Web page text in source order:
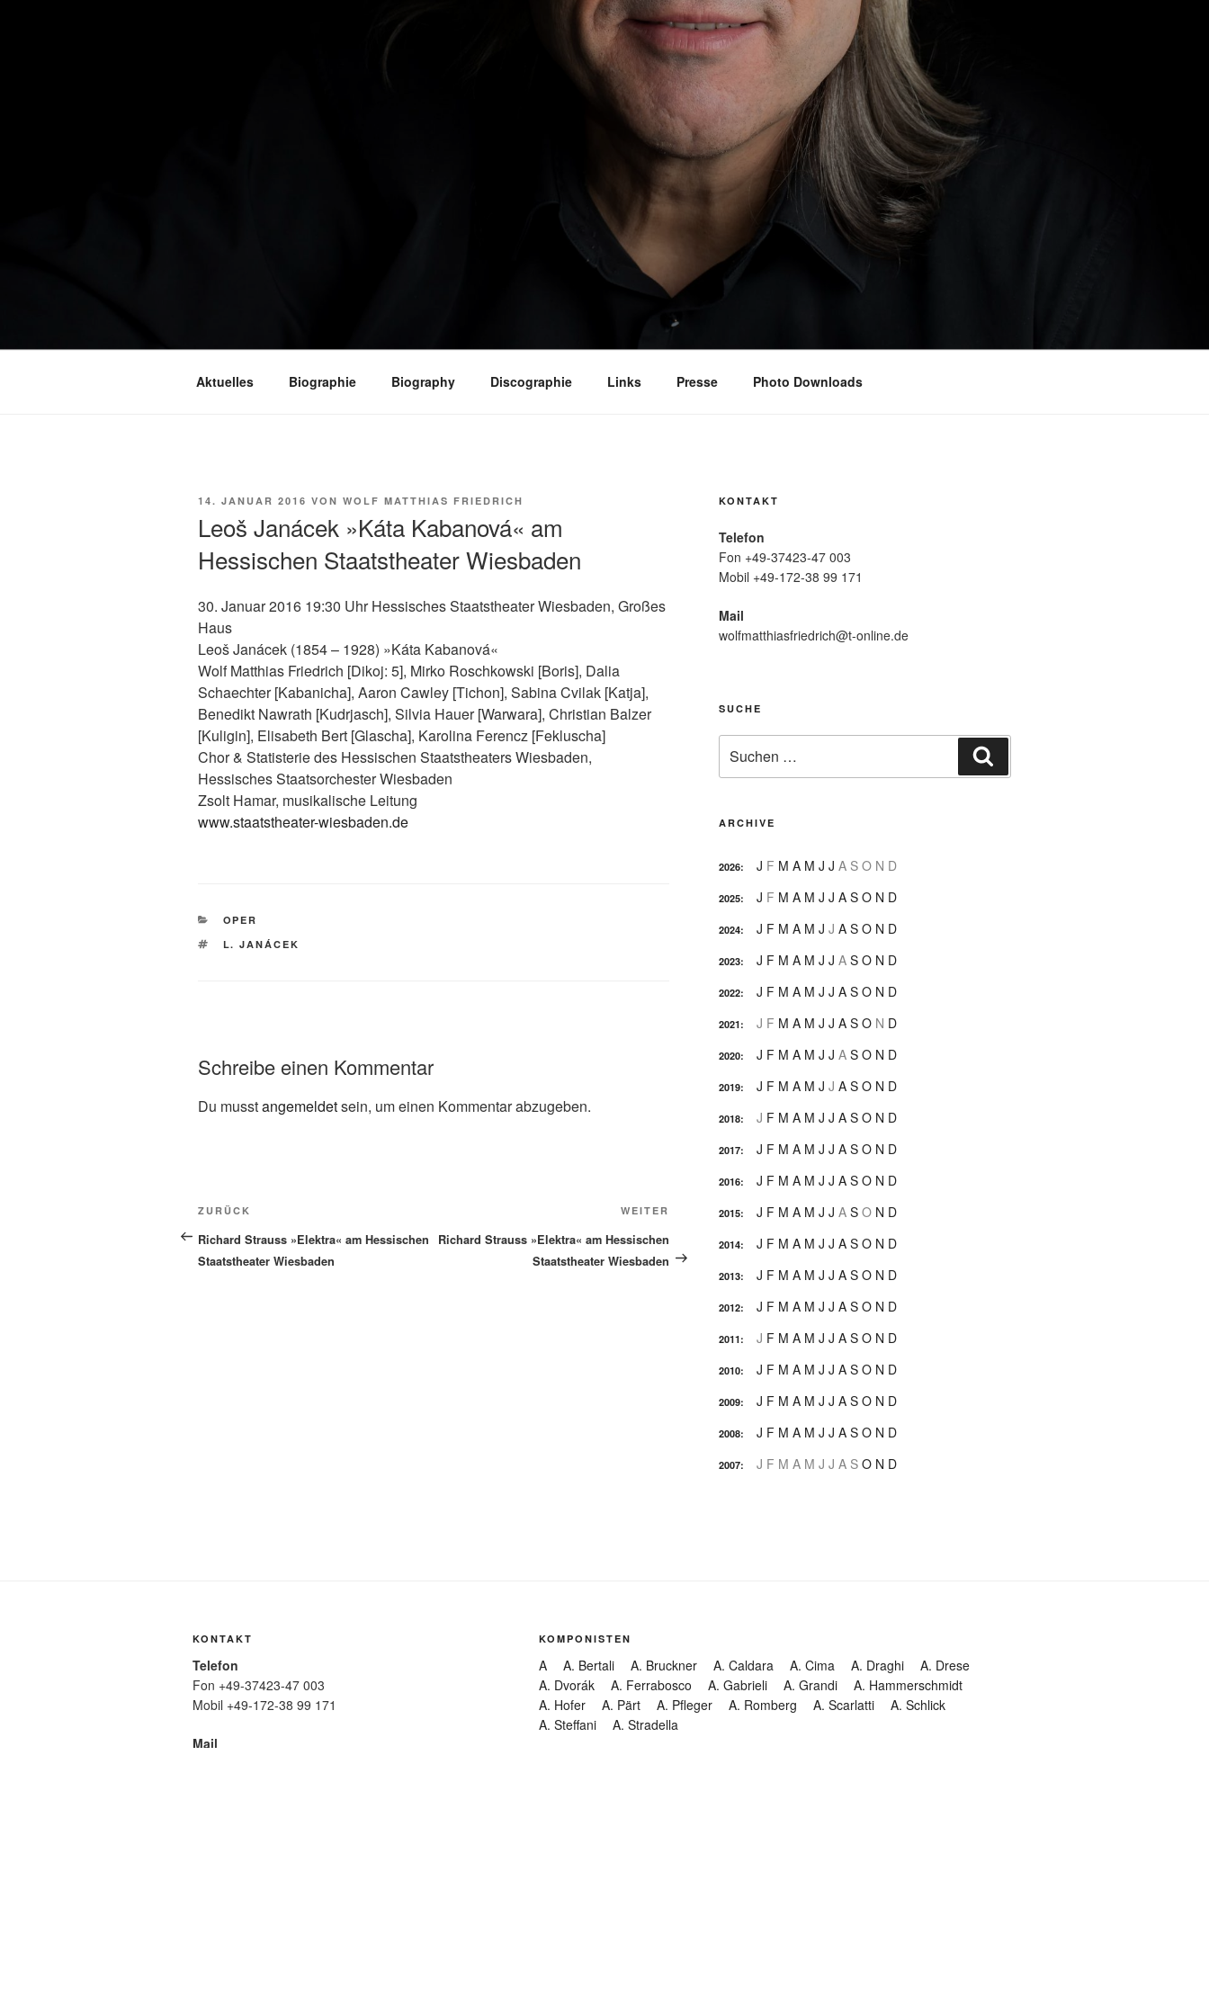
Aktuelles Biographie Biography Discographie Links Presse Photo Downloads
VERÖFFENTLICHT
14. JANUAR 2016 VON WOLF MATTHIAS FRIEDRICH
Leoš Janácek »Káta Kabanová« am
Hessischen Staatstheater Wiesbaden
30. Januar 2016 19:30 Uhr Hessisches Staatstheater Wiesbaden, Großes
Haus
Leoš Janácek (1854 – 1928) »Káta Kabanová«
Wolf Matthias Friedrich [Dikoj: 5], Mirko Roschkowski [Boris], Dalia
Schaechter [Kabanicha], Aaron Cawley [Tichon], Sabina Cvilak [Katja],
Benedikt Nawrath [Kudrjasch], Silvia Hauer [Warwara], Christian Balzer
[Kuligin], Elisabeth Bert [Glascha], Karolina Ferencz [Fekluscha]
Chor & Statisterie des Hessischen Staatstheaters Wiesbaden,
Hessisches Staatsorchester Wiesbaden
Zsolt Hamar, musikalische Leitung
www.staatstheater-wiesbaden.de
KATEGORIEN
OPER
SCHLAGWÖRTER
L. JANÁCEK
Schreibe einen Kommentar
Du musstangemeldetsein, um einen Kommentar abzugeben.
Beitragsnavigation
Vorheriger
Beitrag
ZURÜCK
Richard Strauss »Elektra« am Hessischen
Staatstheater Wiesbaden
Nächster
WEITER
Richard Strauss »Elektra« am Hessischen
Staatstheater Wiesbaden
KONTAKT
Telefon
Fon +49-37423-47 003
Mobil +49-172-38 99 171
Mail
wolfmatthiasfriedrich@t-online.de
SUCHE
nach:
ARCHIVE
2026: J F M A M J J A S O N D
2025: J F M A M J J A S O N D
2024: J F M A M J J A S O N D
2023: J F M A M J J A S O N D
2022: J F M A M J J A S O N D
2021: J F M A M J J A S O N D
2020: J F M A M J J A S O N D
2019: J F M A M J J A S O N D
2018: J F M A M J J A S O N D
2017: J F M A M J J A S O N D
2016: J F M A M J J A S O N D
2015: J F M A M J J A S O N D
2014: J F M A M J J A S O N D
2013: J F M A M J J A S O N D
2012: J F M A M J J A S O N D
2011: J F M A M J J A S O N D
2010: J F M A M J J A S O N D
2009: J F M A M J J A S O N D
2008: J F M A M J J A S O N D
2007: J F M A M J J A S O N D
KONTAKT
Telefon
Fon +49-37423-47 003
Mobil +49-172-38 99 171
Mail
KOMPONISTEN
A A. Bertali A. Bruckner A. Caldara A. Cima A. Draghi
A. Drese
A. Dvorák
A. Ferrabosco A. Gabrieli A. Grandi
A. Hammerschmidt
A. Hofer
A. Pärt A. Pfleger A. Romberg A. Scarlatti
A. Schlick
A. Steffani
A. Stradella